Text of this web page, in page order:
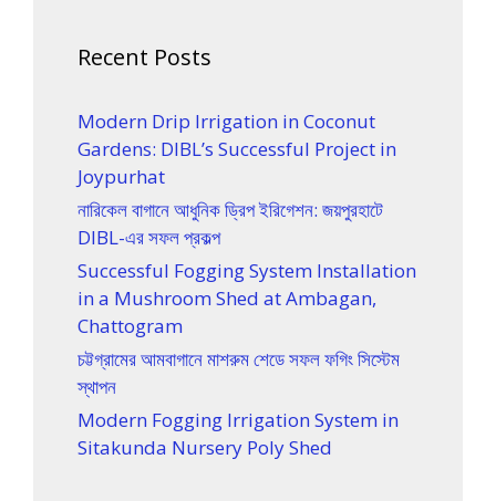
Recent Posts
Modern Drip Irrigation in Coconut
Gardens: DIBL’s Successful Project in
Joypurhat
নারিকেল বাগানে আধুনিক ড্রিপ ইরিগেশন: জয়পুরহাটে
DIBL-এর সফল প্রকল্প
Successful Fogging System Installation
in a Mushroom Shed at Ambagan,
Chattogram
চট্টগ্রামের আমবাগানে মাশরুম শেডে সফল ফগিং সিস্টেম
স্থাপন
Modern Fogging Irrigation System in
Sitakunda Nursery Poly Shed